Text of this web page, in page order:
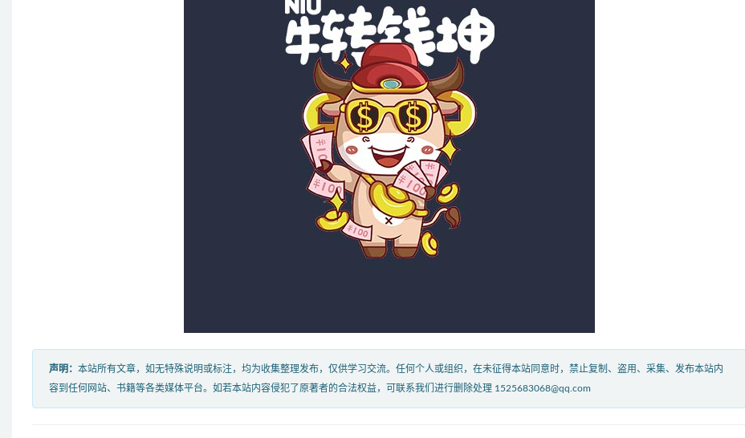
声明： 本站所有文章，如无特殊说明或标注，均为收集整理发布，仅供学习交流。任何个人或组织，在未征得本站同意时，禁止复制、盗用、采集、发布本站内
容到任何网站、书籍等各类媒体平台。如若本站内容侵犯了原著者的合法权益，可联系我们进行删除处理 1525683068@qq.com